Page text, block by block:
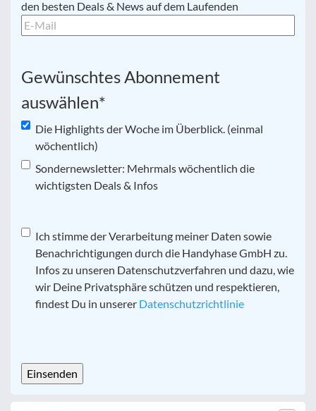
Mail *
den besten Deals & News auf dem Laufenden
Gewünschtes Abonnement
auswählen*
Die Highlights der Woche im Überblick. (einmal
wöchentlich)
Sondernewsletter: Mehrmals wöchentlich die
wichtigsten Deals & Infos
Datenschutz*
Ich stimme der Verarbeitung meiner Daten sowie
Benachrichtigungen durch die Handyhase GmbH zu.
Infos zu unseren Datenschutzverfahren und dazu, wie
wir Deine Privatsphäre schützen und respektieren,
findest Du in unserer Datenschutzrichtlinie